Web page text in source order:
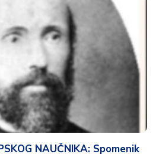
NAUČNIKA: Spomenik